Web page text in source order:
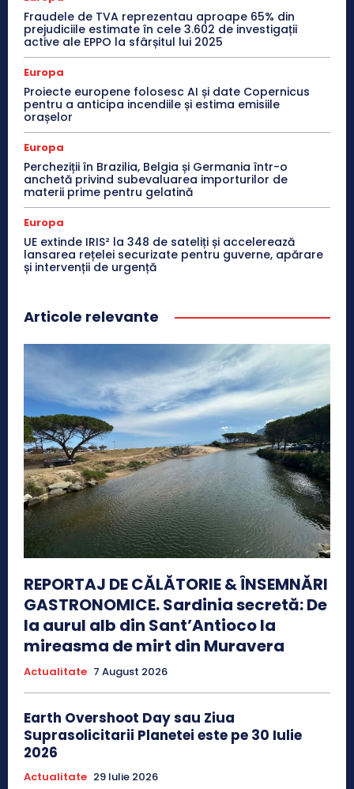
Fraudele de TVA reprezentau aproape 65% din
prejudiciile estimate în cele 3.602 de investigații
active ale EPPO la sfârșitul lui 2025
Europa
Proiecte europene folosesc AI și date Copernicus
pentru a anticipa incendiile și estima emisiile
orașelor
Europa
Percheziții în Brazilia, Belgia și Germania într-o
anchetă privind subevaluarea importurilor de
materii prime pentru gelatină
Europa
UE extinde IRIS² la 348 de sateliți și accelerează
lansarea rețelei securizate pentru guverne, apărare
și intervenții de urgență
Articole relevante
REPORTAJ DE CĂLĂTORIE & ÎNSEMNĂRI
GASTRONOMICE. Sardinia secretă: De
la aurul alb din Sant’Antioco la
mireasma de mirt din Muravera
Actualitate 7 August 2026
Earth Overshoot Day sau Ziua
Suprasolicitarii Planetei este pe 30 Iulie
2026
Actualitate 29 Iulie 2026